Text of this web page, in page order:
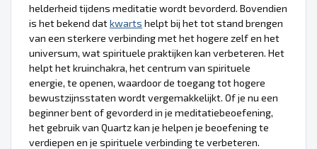
helderheid tijdens meditatie wordt bevorderd. Bovendien
is het bekend datkwarts helpt bij het tot stand brengen
van een sterkere verbinding met het hogere zelf en het
universum, wat spirituele praktijken kan verbeteren. Het
helpt het kruinchakra, het centrum van spirituele
energie, te openen, waardoor de toegang tot hogere
bewustzijnsstaten wordt vergemakkelijkt. Of je nu een
beginner bent of gevorderd in je meditatiebeoefening,
het gebruik van Quartz kan je helpen je beoefening te
verdiepen en je spirituele verbinding te verbeteren.